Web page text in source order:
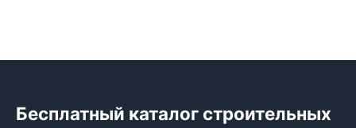
Бесплатный каталог строительных